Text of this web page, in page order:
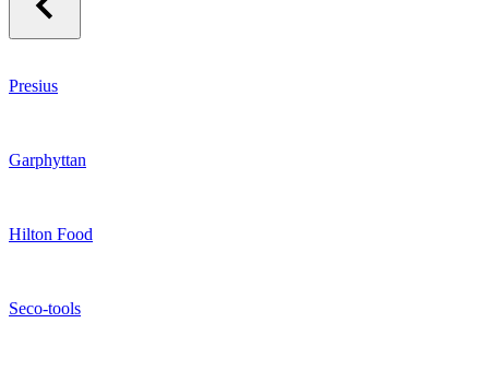
Presius
Garphyttan
Hilton Food
Seco-tools